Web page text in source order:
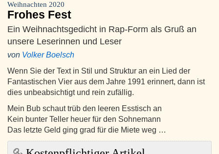
Weihnachten 2020
Frohes Fest
Ein Weihnachtsgedicht in Rap-Form als Gruß an
unsere Leserinnen und Leser
von Volker Boelsch
Wenn Sie der Text in Stil und Struktur an ein Lied der
Fantastischen Vier aus dem Jahre 1991 erinnert, dann ist
dies unbeabsichtigt und rein zufällig.
Mein Bub schaut trüb den leeren Esstisch an
Kein bunter Teller heuer für den Sohnemann
Das letzte Geld ging grad für die Miete weg …